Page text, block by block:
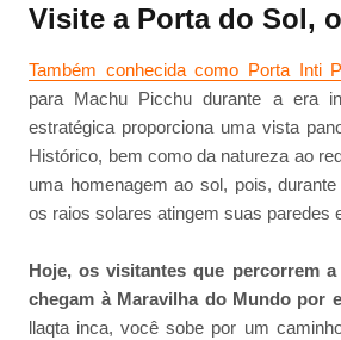
Visite a Porta do Sol,
Também conhecida como Porta Inti
para Machu Picchu durante a era
estratégica proporciona uma vista
Histórico, bem como da natureza ao
uma homenagem ao sol, pois,
os raios solares atingem suas paredes
Hoje, os visitantes que percorrem
chegam à Maravilha do Mundo por
llaqta inca, você sobe por um